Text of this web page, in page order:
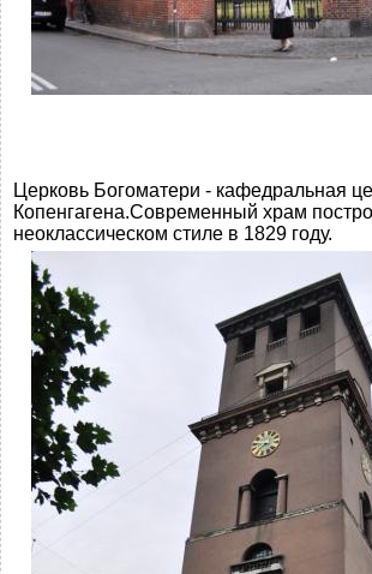
Церковь Богоматери - кафедральная
Копенгагена.Современный храм
неоклассическом стиле в 1829 году.